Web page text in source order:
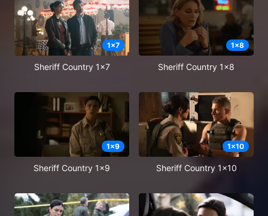
1x7
Sheriff Country 1x7
1x8
Sheriff Country 1x8
1x9
Sheriff Country 1x9
1x10
Sheriff Country 1x10